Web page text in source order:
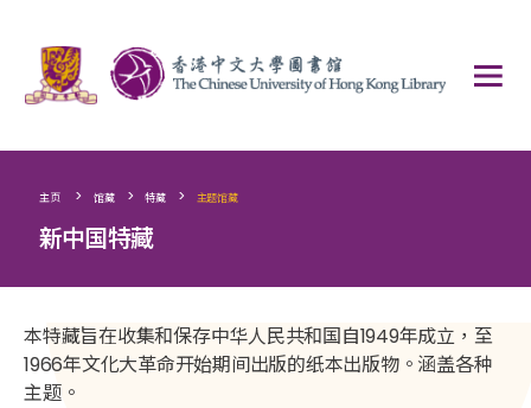
主页 > 馆藏 > 特藏 > 主题馆藏
新中国特藏
本特藏旨在收集和保存中华人民共和国自1949年成立，至
1966年文化大革命开始期间出版的纸本出版物。涵盖各种
主题。